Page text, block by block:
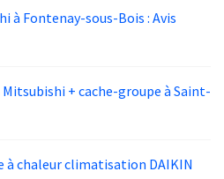
à Fontenay-sous-Bois : Avis
+ cache-groupe à Saint-
à chaleur climatisation DAIKIN